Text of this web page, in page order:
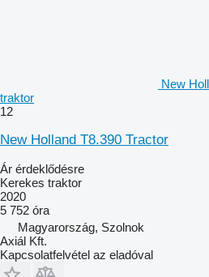
New
traktor
12
New Holland T8.390 Tractor
Ár érdeklődésre
Kerekes traktor
2020
5 752 óra
Magyarország, Szolnok
Axiál Kft.
Kapcsolatfelvétel az eladóval